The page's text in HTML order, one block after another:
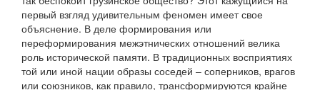
первый взгляд удивительным феномен имеет свое
объяснение. В деле формирования или
переформирования межэтнических отношений велика
роль исторической памяти. В традиционных восприятиях
той или иной нации образы соседей – соперников, врагов
или союзников, как правило, трансформируются крайне